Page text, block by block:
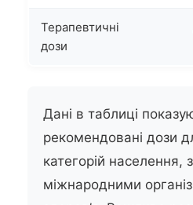
Терапевтичні
дози
Дані в таблиці
рекомендовані дози
категорій населення,
міжнародними